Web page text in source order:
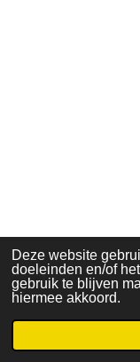
Deze website
doeleinden en/of
gebruik te blijven
hiermee akkoord.